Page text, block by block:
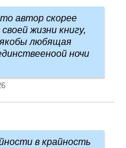
автор скорее
жизни книгу,
якобы любящая
ночи
в крайность